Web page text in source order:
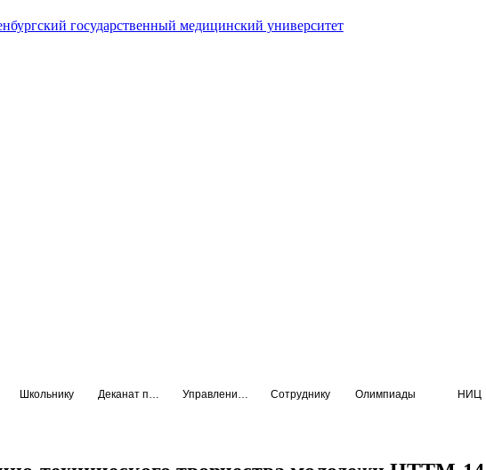
государственный медицинский университет
Школьнику Сотруднику Олимпиады НИЦ